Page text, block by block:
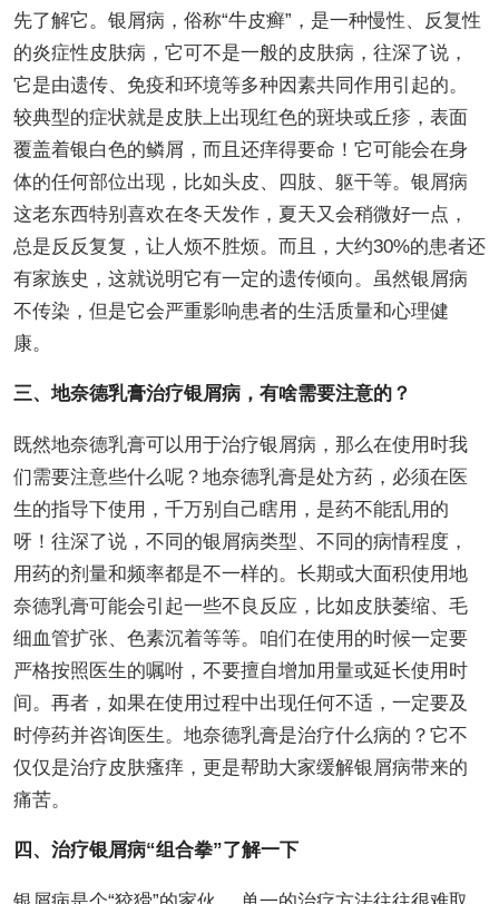
先了解它。银屑病，俗称“牛皮癣”，是一种慢性、反复性
的炎症性皮肤病，它可不是一般的皮肤病，往深了说，
它是由遗传、免疫和环境等多种因素共同作用引起的。
较典型的症状就是皮肤上出现红色的斑块或丘疹，表面
覆盖着银白色的鳞屑，而且还痒得要命！它可能会在身
体的任何部位出现，比如头皮、四肢、躯干等。银屑病
这老东西特别喜欢在冬天发作，夏天又会稍微好一点，
总是反反复复，让人烦不胜烦。而且，大约30%的患者还
有家族史，这就说明它有一定的遗传倾向。虽然银屑病
不传染，但是它会严重影响患者的生活质量和心理健
康。
三、地奈德乳膏治疗银屑病，有啥需要注意的？
既然地奈德乳膏可以用于治疗银屑病，那么在使用时我
们需要注意些什么呢？地奈德乳膏是处方药，必须在医
生的指导下使用，千万别自己瞎用，是药不能乱用的
呀！往深了说，不同的银屑病类型、不同的病情程度，
用药的剂量和频率都是不一样的。长期或大面积使用地
奈德乳膏可能会引起一些不良反应，比如皮肤萎缩、毛
细血管扩张、色素沉着等等。咱们在使用的时候一定要
严格按照医生的嘱咐，不要擅自增加用量或延长使用时
间。再者，如果在使用过程中出现任何不适，一定要及
时停药并咨询医生。地奈德乳膏是治疗什么病的？它不
仅仅是治疗皮肤瘙痒，更是帮助大家缓解银屑病带来的
痛苦。
四、治疗银屑病“组合拳”了解一下